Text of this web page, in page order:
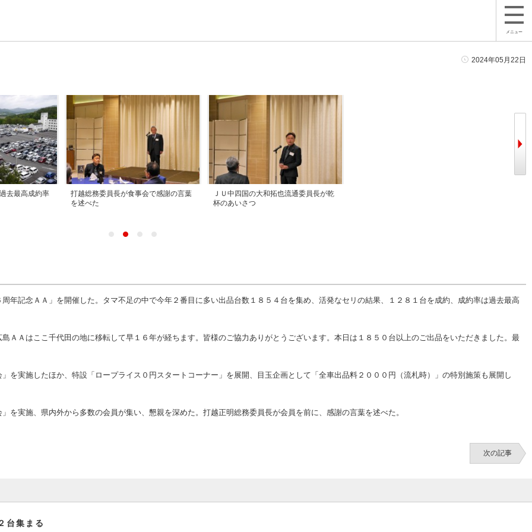
メニュー
2024年05月22日
去最高成約率
打越総務委員長が食事会で感謝の言葉
を述べた
ＪＵ中四国の大和拓也流通委員長が乾
杯のあいさつ
年記念ＡＡ」を開催した。タマ不足の中で今年２番目に多い出品台数１８５４台を集め、活発なセリの結果、１２８１台を成約、成約率は過去最高
ＡＡはここ千代田の地に移転して早１６年が経ちます。皆様のご協力ありがとうございます。本日は１８５０台以上のご出品をいただきました。最
実施したほか、特設「ロープライス０円スタートコーナー」を展開、目玉企画として「全車出品料２０００円（流札時）」の特別施策も展開し
実施、県内外から多数の会員が集い、懇親を深めた。打越正明総務委員長が会員を前に、感謝の言葉を述べた。
次の記事
台集まる